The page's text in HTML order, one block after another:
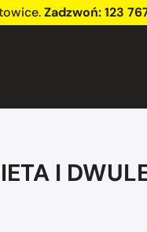
.Zadzwoń:123
I